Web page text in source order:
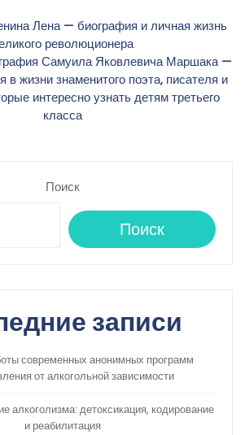
Лена — биография и личная жизнь
революционера
Самуила Яковлевича Маршака —
жизни знаменитого поэта, писателя и
интересно узнать детям третьего
класса
Поиск
Поиск
записи
современных анонимных программ
от алкогольной зависимости
алкоголизма: детоксикация, кодирование
и реабилитация